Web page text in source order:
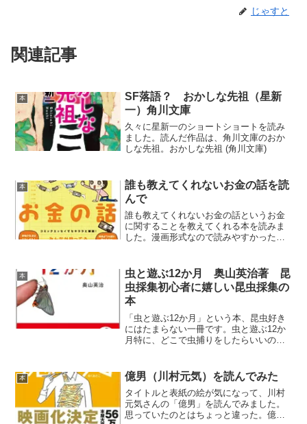
じゃすと
関連記事
本
SF落語？ おかしな先祖（星新
一）角川文庫
久々に星新一のショートショートを読み
ました。読んだ作品は、角川文庫のおか
しな先祖。おかしな先祖 (角川文庫)
本
誰も教えてくれないお金の話を読
んで
誰も教えてくれないお金の話というお金
に関することを教えてくれる本を読みま
した。漫画形式なので読みやすかったで
本
虫と遊ぶ12か月 奥山英治著 昆
虫採集初心者に嬉しい昆虫採集の
本
「虫と遊ぶ12か月」という本、昆虫好き
にはたまらない一冊です。虫と遊ぶ12か
月特に、どこで虫捕りをしたらいいのか
本 億男（川村元気）を読んでみた
タイトルと表紙の絵が気になって、川村
元気さんの「億男」を読んでみました。
思っていたのとはちょっと違った。億男